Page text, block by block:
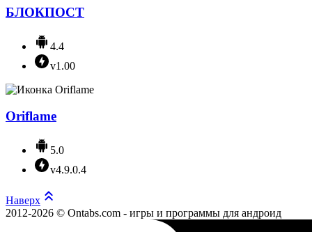
БЛОКПОСТ
4.4
v1.00
Oriflame
5.0
v4.9.0.4
Наверх
2012-2026 © Ontabs.com - игры и программы для андроид